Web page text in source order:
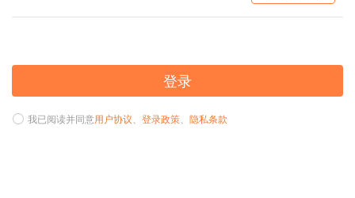
登录
我已阅读并同意用户协议、 登录政策、 隐私条款